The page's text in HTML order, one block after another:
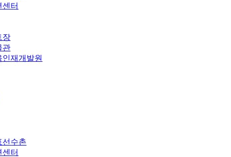
터
장
관
재개발원
선수촌
터